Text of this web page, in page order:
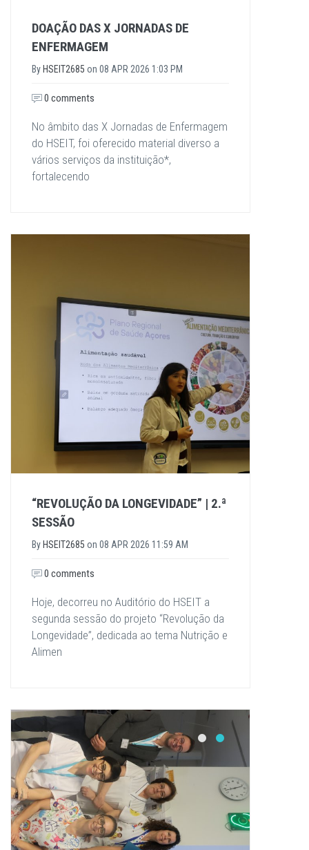
DOAÇÃO DAS X JORNADAS DE
ENFERMAGEM
By HSEIT2685 on 08 APR 2026 1:03 PM
0 comments
No âmbito das X Jornadas de Enfermagem
do HSEIT, foi oferecido material diverso a
vários serviços da instituição*,
fortalecendo
“REVOLUÇÃO DA LONGEVIDADE” | 2.ª
SESSÃO
By HSEIT2685 on 08 APR 2026 11:59 AM
0 comments
Hoje, decorreu no Auditório do HSEIT a
segunda sessão do projeto “Revolução da
Longevidade”, dedicada ao tema Nutrição e
Alimen